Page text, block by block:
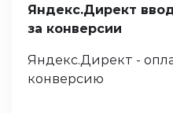
Яндекс.Директ
за конверсии
Яндекс.Директ -
конверсию